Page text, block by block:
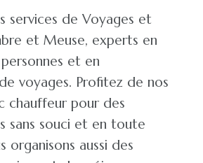
services de Voyages et
et Meuse, experts en
et en
voyages. Profitez de nos
chauffeur pour des
sans souci et en toute
organisons aussi des